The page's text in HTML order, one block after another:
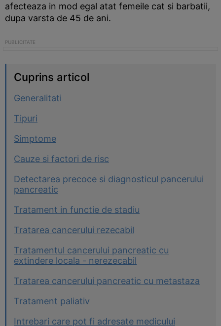
afecteaza in mod egal atat femeile cat si barbatii,
dupa varsta de 45 de ani.
Cuprins articol
Generalitati
Tipuri
Simptome
Cauze si factori de risc
Detectarea precoce si diagnosticul pancerului
pancreatic
Tratament in functie de stadiu
Tratarea cancerului rezecabil
Tratamentul cancerului pancreatic cu
extindere locala - nerezecabil
Tratarea cancerului pancreatic cu metastaza
Tratament paliativ
Intrebari care pot fi adresate medicului